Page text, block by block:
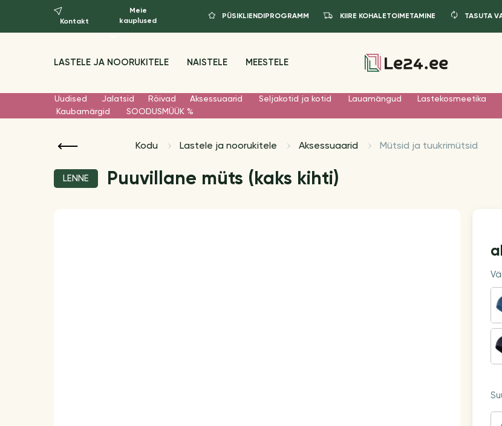
Kontakt
Meie
kauplused
PÜSIKLIENDIPROGRAMM KIIRE KOHALETOIMETAMINE TASUTA
LASTELE JA NOORUKITELE NAISTELE MEESTELE
Uudised Jalatsid Rõivad Aksessuaarid Seljakotid ja kotid Lauamängud
Lastekosmeetika
Kaubamärgid
SOODUSMÜÜK %
Kodu Lastele ja noorukitele Aksessuaarid Mütsid ja tuukrimütsid
LENNE Puuvillane müts (kaks kihti)